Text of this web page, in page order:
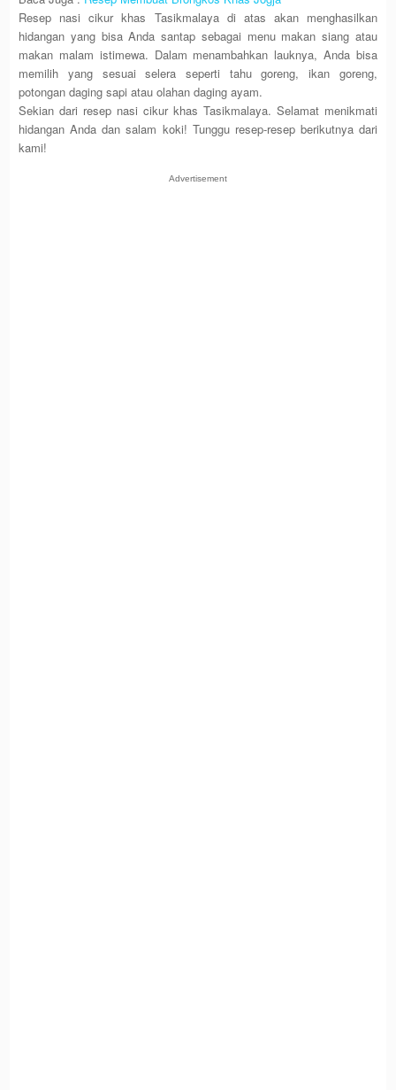
Resep nasi cikur khas Tasikmalaya di atas akan menghasilkan
hidangan yang bisa Anda santap sebagai menu makan siang atau
makan malam istimewa. Dalam menambahkan lauknya, Anda bisa
memilih yang sesuai selera seperti tahu goreng, ikan goreng,
potongan daging sapi atau olahan daging ayam.
Sekian dari resep nasi cikur khas Tasikmalaya. Selamat menikmati
hidangan Anda dan salam koki! Tunggu resep-resep berikutnya dari
kami!
Advertisement